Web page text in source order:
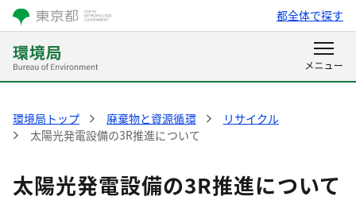
都全体で探す
環境局トップ 廃棄物と資源循環
リサイクル
太陽光発電設備の3R推進について
太陽光発電設備の3R推進について